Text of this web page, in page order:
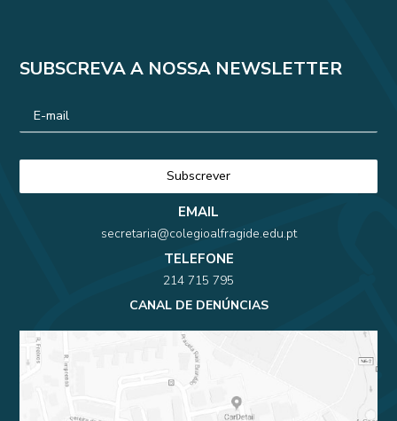
SUBSCREVA A NOSSA NEWSLETTER
EMAIL
secretaria@colegioalfragide.edu.pt
TELEFONE
214 715 795
CANAL DE DENÚNCIAS